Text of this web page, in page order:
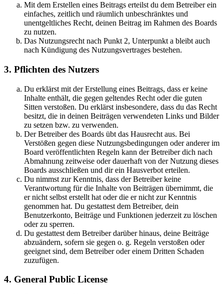
Mit dem Erstellen eines Beitrags erteilst du dem Betreiber ein
einfaches, zeitlich und räumlich unbeschränktes und
unentgeltliches Recht, deinen Beitrag im Rahmen des Boards
zu nutzen.
Das Nutzungsrecht nach Punkt 2, Unterpunkt a bleibt auch
nach Kündigung des Nutzungsvertrages bestehen.
3. Pflichten des Nutzers
Du erklärst mit der Erstellung eines Beitrags, dass er keine
Inhalte enthält, die gegen geltendes Recht oder die guten
Sitten verstoßen. Du erklärst insbesondere, dass du das Recht
besitzt, die in deinen Beiträgen verwendeten Links und Bilder
zu setzen bzw. zu verwenden.
Der Betreiber des Boards übt das Hausrecht aus. Bei
Verstößen gegen diese Nutzungsbedingungen oder anderer im
Board veröffentlichten Regeln kann der Betreiber dich nach
Abmahnung zeitweise oder dauerhaft von der Nutzung dieses
Boards ausschließen und dir ein Hausverbot erteilen.
Du nimmst zur Kenntnis, dass der Betreiber keine
Verantwortung für die Inhalte von Beiträgen übernimmt, die
er nicht selbst erstellt hat oder die er nicht zur Kenntnis
genommen hat. Du gestattest dem Betreiber, dein
Benutzerkonto, Beiträge und Funktionen jederzeit zu löschen
oder zu sperren.
Du gestattest dem Betreiber darüber hinaus, deine Beiträge
abzuändern, sofern sie gegen o. g. Regeln verstoßen oder
geeignet sind, dem Betreiber oder einem Dritten Schaden
zuzufügen.
4. General Public License